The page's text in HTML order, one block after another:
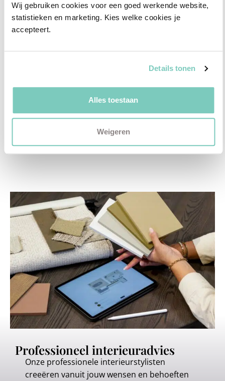
Wij gebruiken cookies voor een goed werkende website,
statistieken en marketing. Kies welke cookies je
accepteert.
Details tonen
Alles toestaan
Weigeren
✓ 3D interieurontwerp
✓
✓ Advies van onze woonspecialist
Ontdek welk advies het beste bij jou past met
een vrijblijvend gesprek in onze showroom.
Vul het formulier hieronder in en wij nemen zo
snel mogelijk contact met je op!
Professioneel interieuradvies
Onze professionele interieurstylisten
creeëren vanuit jouw wensen en behoeften